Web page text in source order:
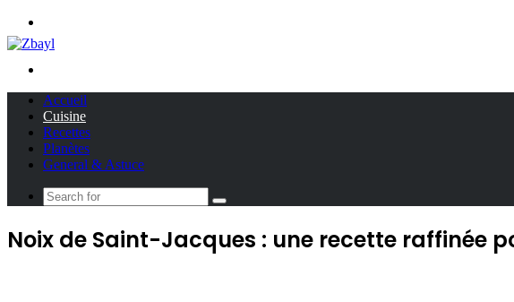
Accueil
Cuisine
Recettes
Planètes
General & Astuce
Search
Noix de Saint-Jacques : une recette raffinée